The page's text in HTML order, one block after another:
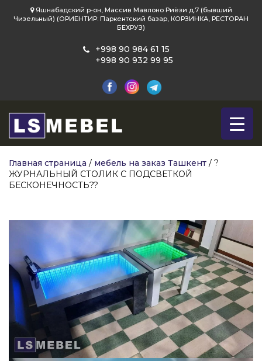
Яшнабадский р-он, Массив Мавлоно Риёзи д.7 (бывший
Чизельный) (ОРИЕНТИР: Паркентский базар, КОРЗИНКА, РЕСТОРАН
БЕХРУЗ)
+998 90 984 61 15
+998 90 932 99 95
Главная страница / мебель на заказ Ташкент / ?
ЖУРНАЛЬНЫЙ СТОЛИК С ПОДСВЕТКОЙ
БЕСКОНЕЧНОСТЬ??